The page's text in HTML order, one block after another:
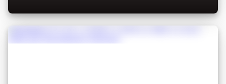
odnajdywanie rud.